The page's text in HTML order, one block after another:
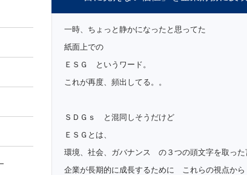
一時、ちょっと静かになったと思ってた
紙面上での
ＥＳＧ というワード。
これが再度、頻出してる。。
ＳＤＧｓ と混同しそうだけど
ＥＳＧとは、
環境、社会、ガバナンス の３つの頭文字を取った
企業が長期的に成長するために これらの視点から